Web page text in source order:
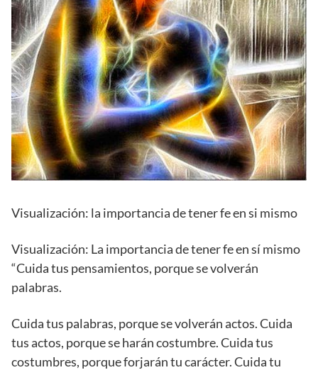
Visualización: la importancia de tener fe en si mismo
Visualización: La importancia de tener fe en sí mismo
“Cuida tus pensamientos, porque se volverán
palabras.
Cuida tus palabras, porque se volverán actos. Cuida
tus actos, porque se harán costumbre. Cuida tus
costumbres, porque forjarán tu carácter. Cuida tu